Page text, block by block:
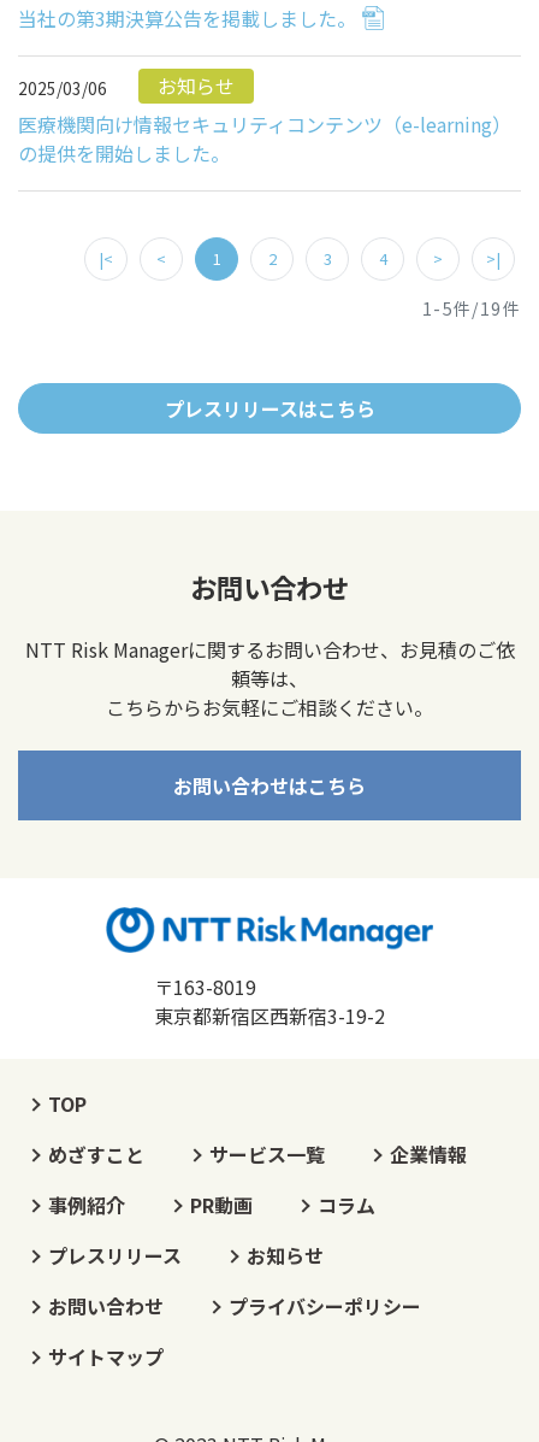
当社の第3期決算公告を掲載しました。
2025/03/06
お知らせ
医療機関向け情報セキュリティコンテンツ（e-learning）
の提供を開始しました。
1-5件/19件
|< < 1 2 3 4 > >|
プレスリリースはこちら
お問い合わせ
NTT Risk Managerに関するお問い合わせ、お見積のご依
頼等は、
こちらからお気軽にご相談ください。
お問い合わせはこちら
〒163-8019
東京都新宿区西新宿3-19-2
TOP
めざすこと
サービス一覧
企業情報
事例紹介
PR動画
コラム
プレスリリース
お知らせ
お問い合わせ
プライバシーポリシー
サイトマップ